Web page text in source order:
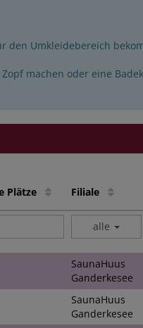
den Umkleidebereich
machen oder eine
Plätze Filiale
alle
SaunaHuus
Ganderkesee
SaunaHuus
Ganderkesee